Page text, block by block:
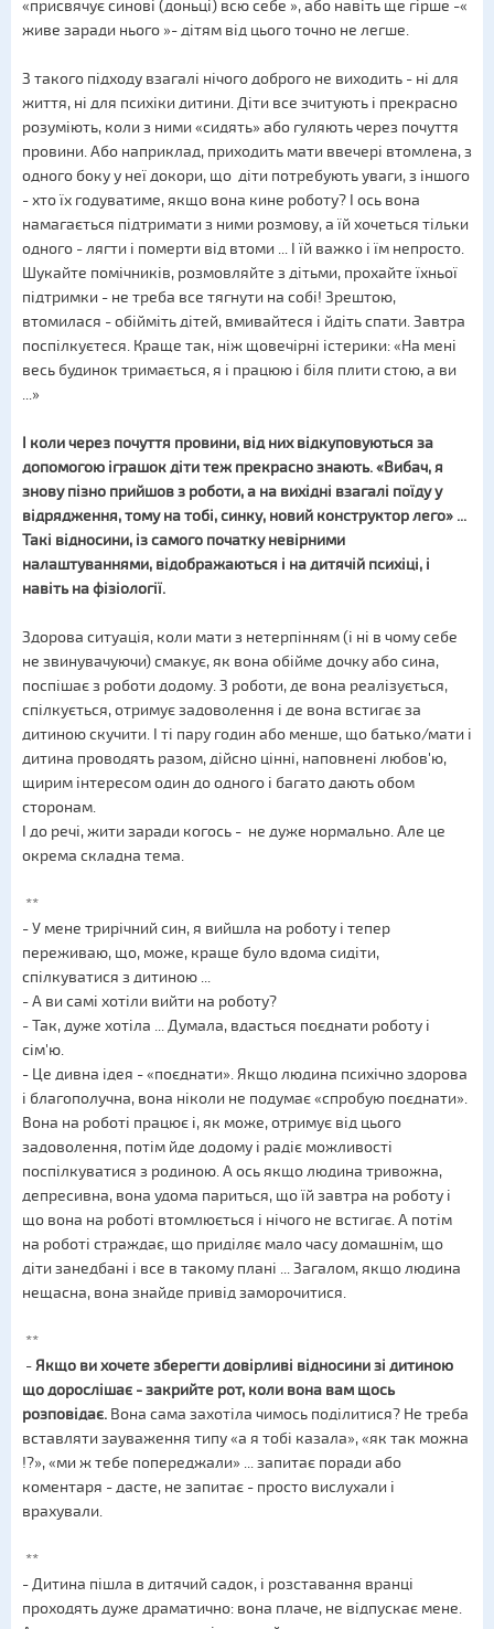
«присвячує синові (доньці) всю себе », або навіть ще гірше -«
живе заради нього »- дітям від цього точно не легше.
З такого підходу взагалі нічого доброго не виходить - ні для
життя, ні для психіки дитини. Діти все зчитують і прекрасно
розуміють, коли з ними «сидять» або гуляють через почуття
провини. Або наприклад, приходить мати ввечері втомлена, з
одного боку у неї докори, що діти потребують уваги, з іншого
- хто їх годуватиме, якщо вона кине роботу? І ось вона
намагається підтримати з ними розмову, а їй хочеться тільки
одного - лягти і померти від втоми ... І їй важко і їм непросто.
Шукайте помічників, розмовляйте з дітьми, прохайте їхньої
підтримки - не треба все тягнути на собі! Зрештою,
втомилася - обійміть дітей, вмивайтеся і йдіть спати. Завтра
поспілкуєтеся. Краще так, ніж щовечірні істерики: «На мені
весь будинок тримається, я і працюю і біля плити стою, а ви
...»
І коли через почуття провини, від них відкуповуються за
допомогою іграшок діти теж прекрасно знають. «Вибач, я
знову пізно прийшов з роботи, а на вихідні взагалі поїду у
відрядження, тому на тобі, синку, новий конструктор лего» ...
Такі відносини, із самого початку невірними
налаштуваннями, відображаються і на дитячій психіці, і
навіть на фізіології.
Здорова ситуація, коли мати з нетерпінням (і ні в чому себе
не звинувачуючи) смакує, як вона обійме дочку або сина,
поспішає з роботи додому. З роботи, де вона реалізується,
спілкується, отримує задоволення і де вона встигає за
дитиною скучити. І ті пару годин або менше, що батько/мати і
дитина проводять разом, дійсно цінні, наповнені любов'ю,
щирим інтересом один до одного і багато дають обом
сторонам.
І до речі, жити заради когось - не дуже нормально. Але це
окрема складна тема.
**
- У мене трирічний син, я вийшла на роботу і тепер
переживаю, що, може, краще було вдома сидіти,
спілкуватися з дитиною ...
- А ви самі хотіли вийти на роботу?
- Так, дуже хотіла ... Думала, вдасться поєднати роботу і
сім'ю.
- Це дивна ідея - «поєднати». Якщо людина психічно здорова
і благополучна, вона ніколи не подумає «спробую поєднати».
Вона на роботі працює і, як може, отримує від цього
задоволення, потім йде додому і радіє можливості
поспілкуватися з родиною. А ось якщо людина тривожна,
депресивна, вона удома париться, що їй завтра на роботу і
що вона на роботі втомлюється і нічого не встигає. А потім
на роботі страждає, що приділяє мало часу домашнім, що
діти занедбані і все в такому плані ... Загалом, якщо людина
нещасна, вона знайде привід заморочитися.
**
-Якщо ви хочете зберегти довірливі відносини зі дитиною
що дорослішає - закрийте рот, коли вона вам щось
розповідає. Вона сама захотіла чимось поділитися? Не треба
вставляти зауваження типу «а я тобі казала», «як так можна
!?», «ми ж тебе попереджали» ... запитає поради або
коментаря - дасте, не запитає - просто вислухали і
врахували.
**
- Дитина пішла в дитячий садок, і розставання вранці
проходять дуже драматично: вона плаче, не відпускає мене.